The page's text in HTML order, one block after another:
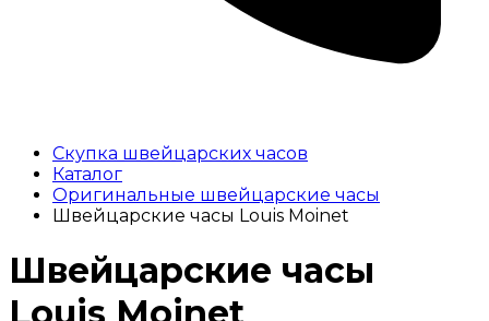
Скупка швейцарских часов
Каталог
Оригинальные швейцарские часы
Швейцарские часы Louis Moinet
Швейцарские часы